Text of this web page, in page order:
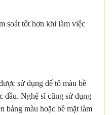
soát tốt hơn khi làm việc
sử dụng để tô màu bề
dầu. Nghệ sĩ cũng sử dụng
bảng màu hoặc bề mặt làm